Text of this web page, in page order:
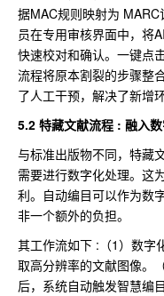
据MAC规则映射为
员在专用审核界面中，将
快速校对和确认。一键点
流程将原本割裂的步骤整
了人工干预，解决了新增
5.2 特藏文献流程 : 融入
与标准出版物不同，特藏
需要进行数字化处理。这
利。自动编目可以作为数
非一个额外的负担。
其工作流如下 :（1）数字
取高分辨率的文献图像。
后，系统自动触发智慧编